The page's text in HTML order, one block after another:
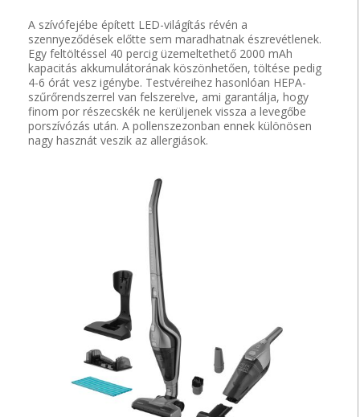
A szívófejébe épített LED-világítás révén a
szennyeződések előtte sem maradhatnak észrevétlenek.
Egy feltöltéssel 40 percig üzemeltethető 2000 mAh
kapacitás akkumulátorának köszönhetően, töltése pedig
4-6 órát vesz igénybe. Testvéreihez hasonlóan HEPA-
szűrőrendszerrel van felszerelve, ami garantálja, hogy
finom por részecskék ne kerüljenek vissza a levegőbe
porszívózás után. A pollenszezonban ennek különösen
nagy hasznát veszik az allergiások.